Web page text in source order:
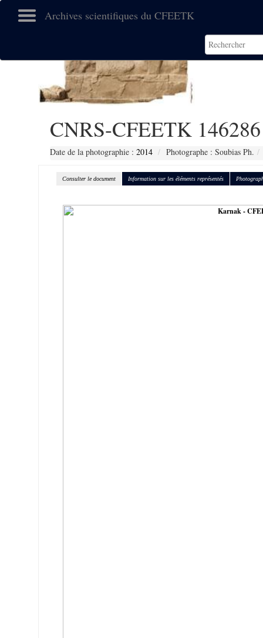
Archives scientifiques du CFEETK
CNRS-CFEETK 146286
Date de la photographie : 2014 Photographe : Soubias Ph.
Consulter le document Information sur les éléments représentés